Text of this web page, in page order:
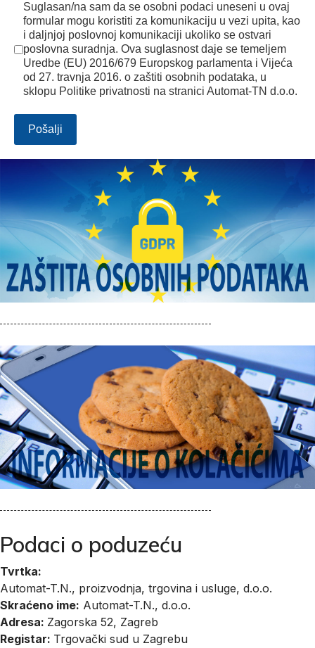
Suglasan/na sam da se osobni podaci uneseni u ovaj
formular mogu koristiti za komunikaciju u vezi upita, kao
i daljnjoj poslovnoj komunikaciji ukoliko se ostvari
poslovna suradnja. Ova suglasnost daje se temeljem
Uredbe (EU) 2016/679 Europskog parlamenta i Vijeća
od 27. travnja 2016. o zaštiti osobnih podataka, u
sklopu Politike privatnosti na stranici Automat-TN d.o.o.
Pošalji
Podaci o poduzeću
Tvrtka:
Automat-T.N., proizvodnja, trgovina i usluge, d.o.o.
Skraćeno ime: Automat-T.N., d.o.o.
Adresa: Zagorska 52, Zagreb
Registar: Trgovački sud u Zagrebu